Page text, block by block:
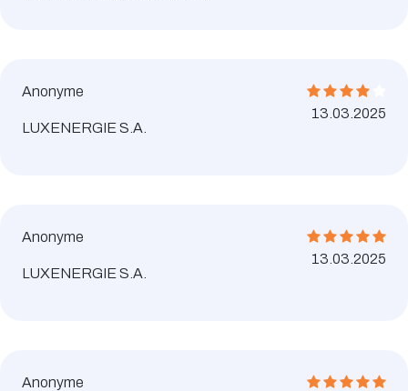
Anonyme
LUXENERGIE S.A.
13.03.2025
Anonyme
LUXENERGIE S.A.
13.03.2025
Anonyme